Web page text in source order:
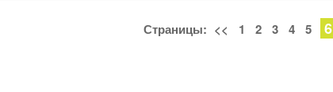
Страницы: << 1 2 3 4 5 6